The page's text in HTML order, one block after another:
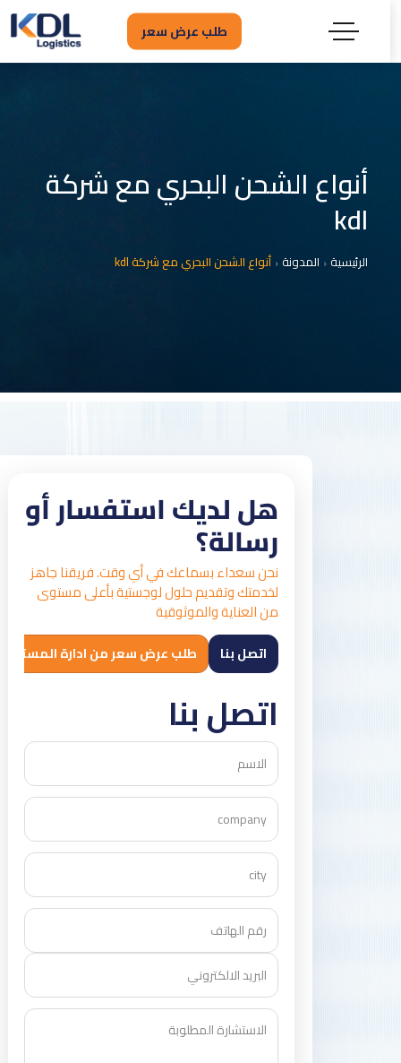
طلب عرض سعر
أنواع الشحن البحري مع شركة
kdl
الرئيسية المدونة أنواع الشحن البحري مع شركة kdl
هل لديك استفسار أو
رسالة؟
نحن سعداء بسماعك في أي وقت. فريقنا جاهز
لخدمتك وتقديم حلول لوجستية بأعلى مستوى
من العناية والموثوقية
اتصل بنا طلب عرض سعر من ادارة
اتصل بنا